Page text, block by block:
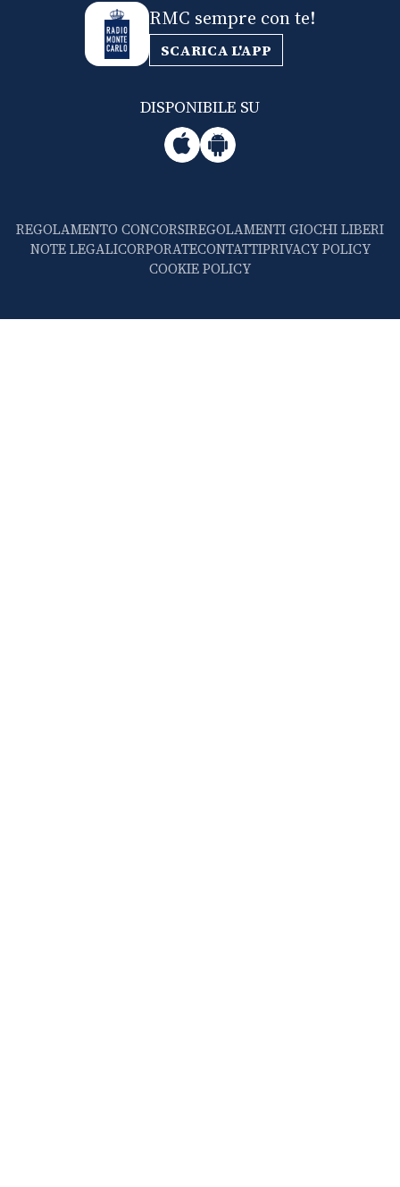
RMC sempre con te!
SCARICA L'APP
DISPONIBILE SU
REGOLAMENTO CONCORSIREGOLAMENTI GIOCHI LIBERI
NOTE LEGALICORPORATECONTATTIPRIVACY POLICY
COOKIE POLICY